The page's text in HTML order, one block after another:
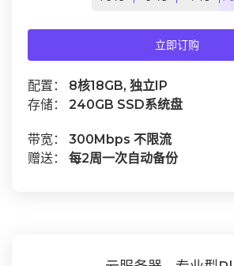
立即订购
配置： 8核18GB, 独立IP
存储： 240GB SSD系统盘
带宽： 300Mbps 不限流
赠送： 每2周一次自动备份